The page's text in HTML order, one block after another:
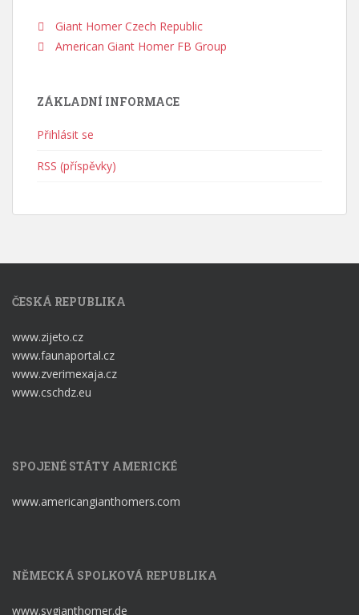
Giant Homer Czech Republic
American Giant Homer FB Group
ZÁKLADNÍ INFORMACE
Přihlásit se
RSS (příspěvky)
ČESKÁ REPUBLIKA
www.zijeto.cz
www.faunaportal.cz
www.zverimexaja.cz
www.cschdz.eu
SPOJENÉ STÁTY AMERICKÉ
www.americangianthomers.com
NĚMECKÁ SPOLKOVÁ REPUBLIKA
www.svgianthomer.de